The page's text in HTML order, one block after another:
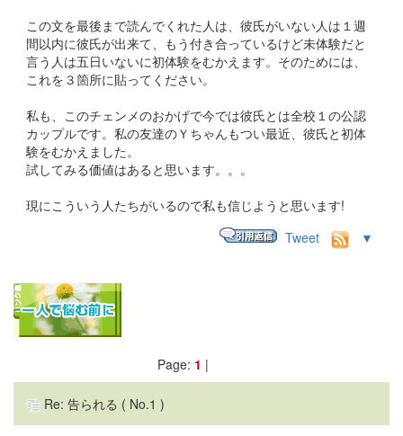
この文を最後まで読んでくれた人は、彼氏がいない人は１週
間以内に彼氏が出来て、もう付き合っているけど未体験だと
言う人は五日いないに初体験をむかえます。そのためには、
これを３箇所に貼ってください。
私も、このチェンメのおかげで今では彼氏とは全校１の公認
カップルです。私の友達のＹちゃんもつい最近、彼氏と初体
験をむかえました。
試してみる価値はあると思います。。。
現にこういう人たちがいるので私も信じようと思います!
Tweet
▼
Page: 1 |
Re: 告られる ( No.1 )